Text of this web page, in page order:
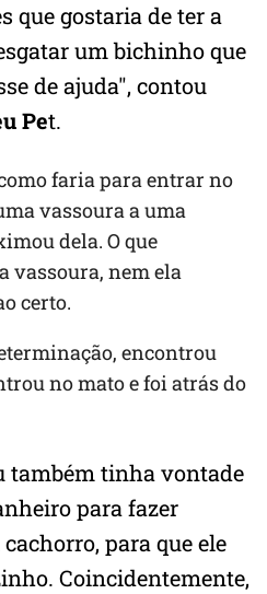
que gostaria de ter a
um bichinho que
de ajuda", contou
Pet.
faria para entrar no
vassoura a uma
dela. O que
vassoura, nem ela
certo.
encontrou
no mato e foi atrás do
também tinha vontade
para fazer
para que ele
Coincidentemente,